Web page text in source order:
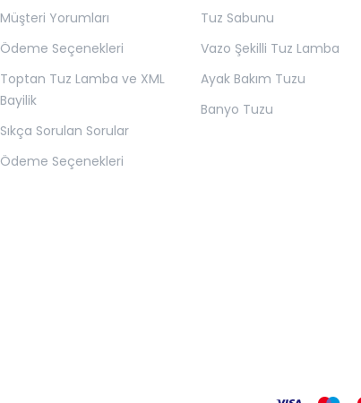
Müşteri Yorumları
Ödeme Seçenekleri
Toptan Tuz Lamba ve XML
Bayilik
Sıkça Sorulan Sorular
Ödeme Seçenekleri
Tuz Sabunu
Vazo Şekilli Tuz Lamba
Ayak Bakım Tuzu
Banyo Tuzu